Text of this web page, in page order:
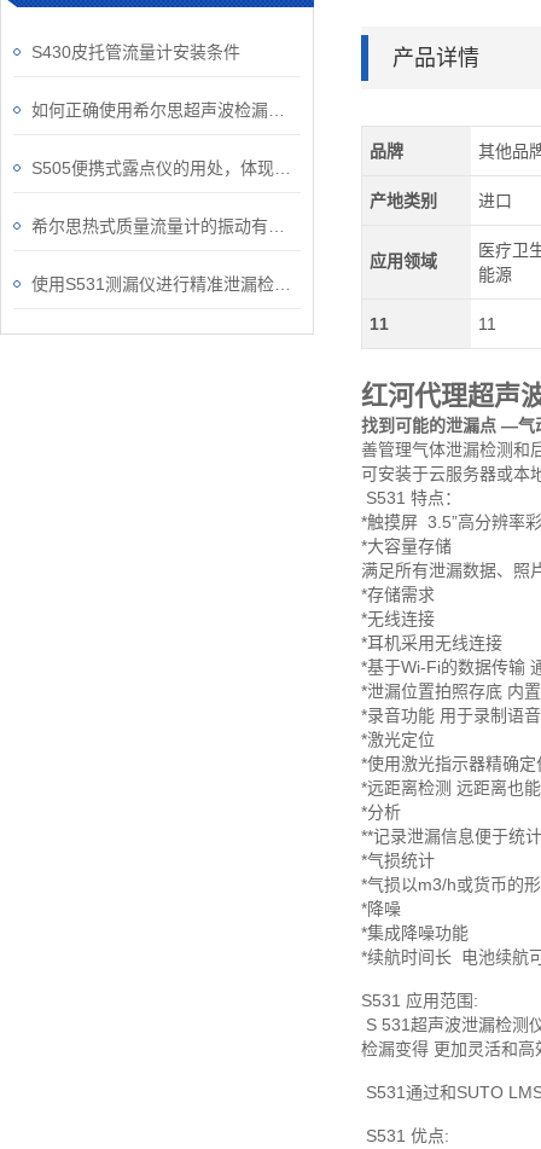
S430皮托管流量计安装条件 产品详情
品牌 其他品
产地类别 进口
应用领域
医疗卫
能源
11 11
红河代理超声
找到可能的泄漏点 —气
善管理气体泄漏检测和
可安装于云服务器或本
S531 特点：
*触摸屏 3.5”高分辨率
*大容量存储
满足所有泄漏数据、照
*存储需求
*无线连接
*耳机采用无线连接
*基于Wi-Fi的数据传输
*泄漏位置拍照存底 内
*录音功能 用于录制语
*激光定位
*使用激光指示器精确定
*远距离检测 远距离也
*分析
**记录泄漏信息便于统
*气损统计
*气损以m3/h或货币的
*降噪
*集成降噪功能
*续航时间长 电池续航
S531 应用范围:
S 531超声波泄漏检测
检漏变得 更加灵活和高
S531通过和SUTO
S531 优点: